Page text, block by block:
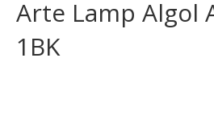
Arte Lamp Algol
1BK